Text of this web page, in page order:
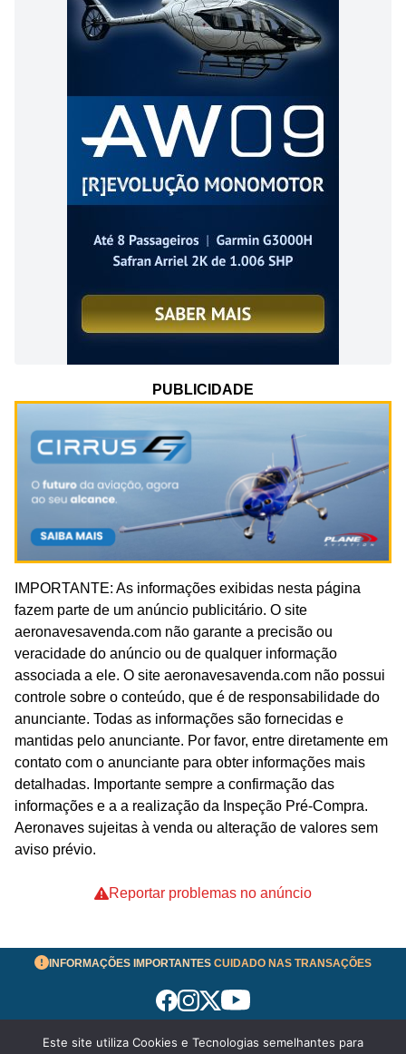
PUBLICIDADE
IMPORTANTE: As informações exibidas nesta página
fazem parte de um anúncio publicitário. O site
aeronavesavenda.com não garante a precisão ou
veracidade do anúncio ou de qualquer informação
associada a ele. O site aeronavesavenda.com não possui
controle sobre o conteúdo, que é de responsabilidade do
anunciante. Todas as informações são fornecidas e
mantidas pelo anunciante. Por favor, entre diretamente em
contato com o anunciante para obter informações mais
detalhadas. Importante sempre a confirmação das
informações e a a realização da Inspeção Pré-Compra.
Aeronaves sujeitas à venda ou alteração de valores sem
aviso prévio.
Reportar problemas no anúncio
INFORMAÇÕES IMPORTANTES CUIDADO NAS TRANSAÇÕES
Termos de Uso
Este site utiliza Cookies e Tecnologias semelhantes para